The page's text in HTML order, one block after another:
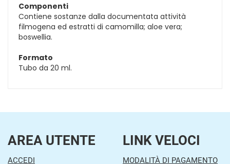
Componenti
Contiene sostanze dalla documentata attività
filmogena ed estratti di camomilla; aloe vera;
boswellia.
Formato
Tubo da 20 ml.
AREA UTENTE
ACCEDI
LINK VELOCI
MODALITÀ DI PAGAMENTO